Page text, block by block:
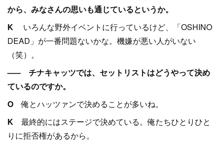
から、みなさんの思いも通じているというか。
K いろんな野外イベントに行っているけど、「OSHINO
DEAD」が一番問題ないかな。機嫌が悪い人がいない
（笑）。
––– チナキャッツでは、セットリストはどうやって決め
ているのですか。
O俺とハッツァンで決めることが多いね。
K 最終的にはステージで決めている。俺たちひとりひと
りに拒否権があるから。